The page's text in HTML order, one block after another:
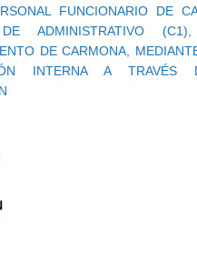
FUNCIONARIO DE
ADMINISTRATIVO
DE CARMONA,
INTERNA A TRAVÉS